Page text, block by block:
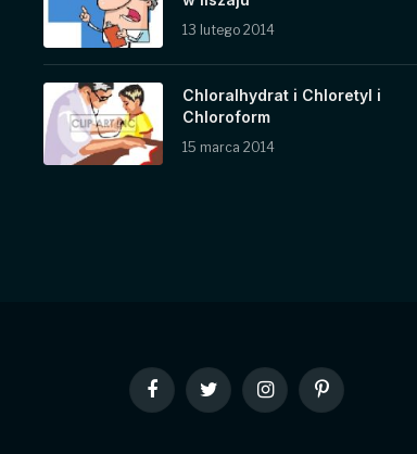
13 lutego 2014
Chloralhydrat i Chloretyl i
Chloroform
15 marca 2014
FacebookTwitter InstagramPinterest